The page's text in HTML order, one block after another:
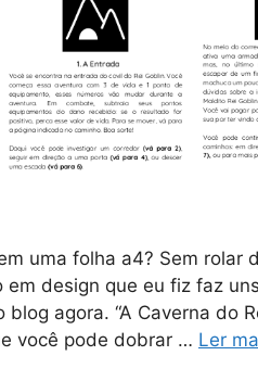
uma folha a4? Sem rolar
em design que eu fiz faz
agora. “A Caverna do
você pode dobrar … Ler